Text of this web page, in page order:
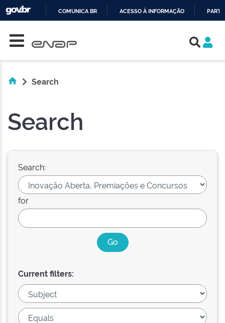
COMUNICA BR ACESSO À INFORMAÇÃO
Search
Search
Search:
for
Current filters: